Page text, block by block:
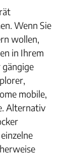
Wenn Sie
wollen,
in Ihrem
mobile,
Alternativ